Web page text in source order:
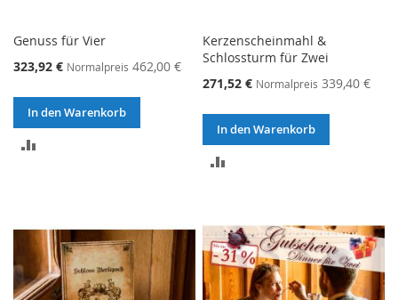
Genuss für Vier
323,92 € Normalpreis 462,00 €
In den Warenkorb
Kerzenscheinmahl &
Schlossturm für Zwei
271,52 € Normalpreis 339,40 €
In den Warenkorb
HINZUFÜGEN